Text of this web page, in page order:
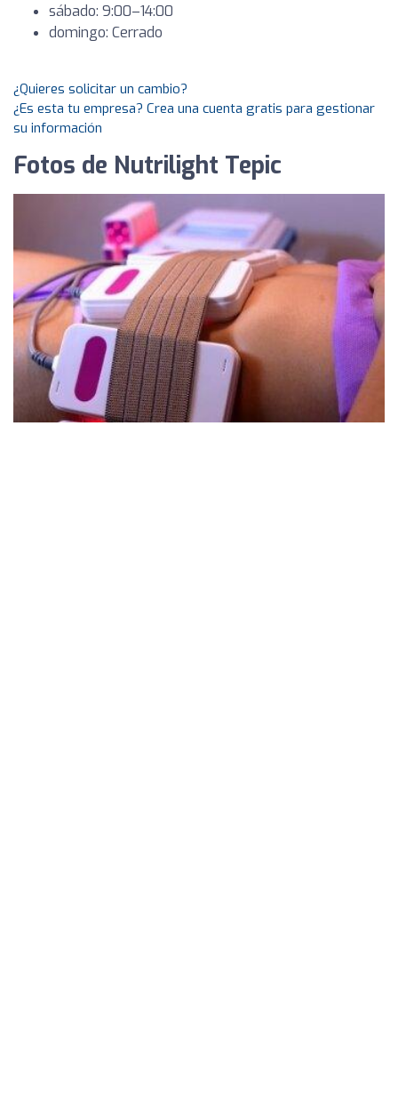
sábado: 9:00–14:00
domingo: Cerrado
¿Quieres solicitar un cambio?
¿Es esta tu empresa? Crea una cuenta gratis para gestionar
su información
Fotos de Nutrilight Tepic